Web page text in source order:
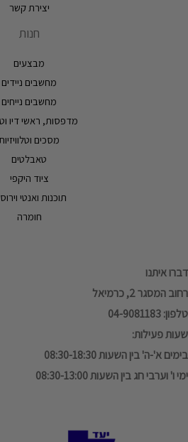
יצירת קשר
חנות
מבצעים
מחשבים ניידים
מחשבים נייחים
מדפסות, ראשי דיו
מסכים
טאבלטים
ציוד היקפי
תוכנות ואנטי
חומרה
דברו איתנו
רחוב המסגר 2, כרמיאל
טלפון: 04-9081183
שעות פעילות:
בימים א'-ה' בין השעות 08:30-18:30
ימי ו' וערבי חג בין השעות 08:30-13:00